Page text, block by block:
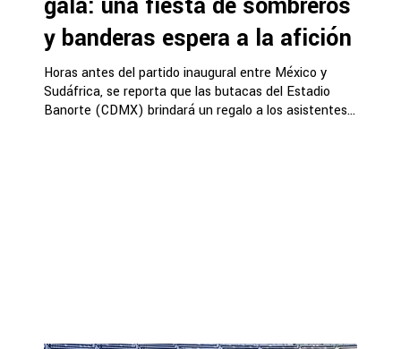
y banderas espera a la afición
Horas antes del partido inaugural entre México y
Sudáfrica, se reporta que las butacas del Estadio
Banorte (CDMX) brindará un regalo a los asistentes...